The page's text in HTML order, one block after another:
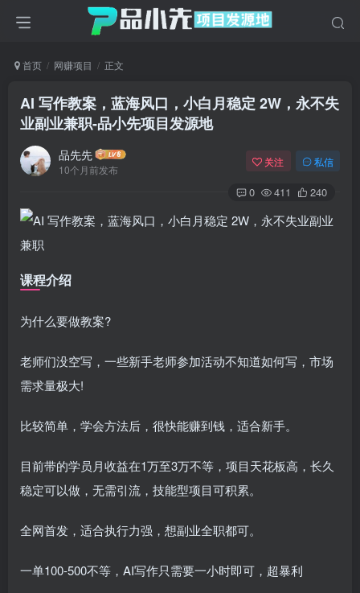
首页 网赚项目 正文
AI 写作教案，蓝海风口，小白月稳定 2W，永不失
业副业兼职-品小先项目发源地
品先先
10个月前发布
关注 私信
0 411 240
课程介绍
为什么要做教案?
老师们没空写，一些新手老师参加活动不知道如何写，市场
需求量极大!
比较简单，学会方法后，很快能赚到钱，适合新手。
目前带的学员月收益在1万至3万不等，项目天花板高，长久
稳定可以做，无需引流，技能型项目可积累。
全网首发，适合执行力强，想副业全职都可。
一单100-500不等，AI写作只需要一小时即可，超暴利